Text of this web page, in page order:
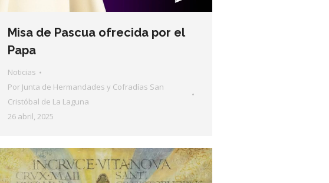
Misa de Pascua ofrecida por el
Papa
Noticias
Por Junta de Hermandades y Cofradías San
Cristóbal de La Laguna
26 abril, 2025